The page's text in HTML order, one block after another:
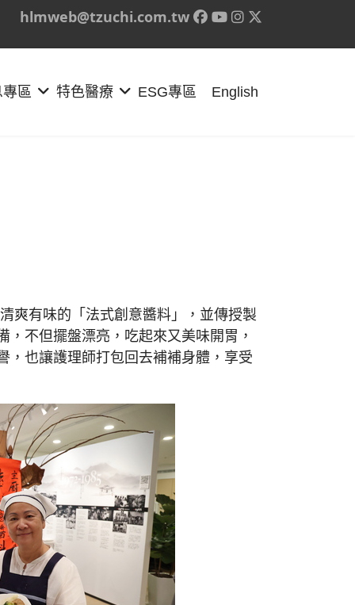
hlmweb@tzuchi.com.tw
區 特色醫療 ESG專區 English
爽有味的「法式創意醬料」，並傳授製
不但擺盤漂亮，吃起來又美味開胃，
，也讓護理師打包回去補補身體，享受